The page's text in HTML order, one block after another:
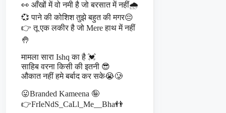
👀 आँखों में वो नमी है जो बरसात में नहीं🌧️
💞 पाने की कोशिश तुझे बहुत की मगर😔
👉 तू एक लकीर है जो Mere हाथ में नहीं
🤚
मामला सारा Ishq का है 💓
साहिब वरना किसी की इतनी 😎
औकात नहीं हमे बर्बाद कर सके😭🥲
😛Branded Kameena 🤪
👉FrIeNdS_CaLl_Me__Bha👬